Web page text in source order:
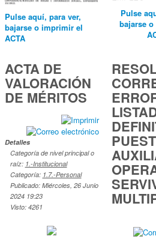
Pulse aquí, para ver,
bajarse o imprimir el
ACTA
Pulse
bajarse
ACTA DE
VALORACIÓN
DE MÉRITOS
Detalles
Categoría de nivel principal o
raíz: 1.-Institucional
Categoría: 1.7.-Personal
Publicado: Miércoles, 26 Junio
2024 19:23
Visto: 4261